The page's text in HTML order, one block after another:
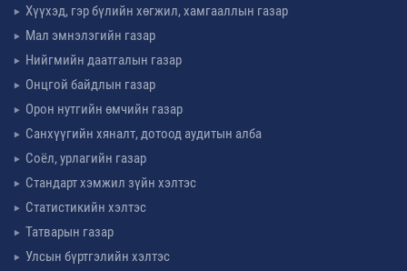
Хүүхэд, гэр бүлийн хөгжил, хамгааллын газар
Мал эмнэлэгийн газар
Нийгмийн даатгалын газар
Онцгой байдлын газар
Орон нутгийн өмчийн газар
Санхүүгийн хяналт, дотоод аудитын алба
Соёл, урлагийн газар
Стандарт хэмжил зүйн хэлтэс
Статистикийн хэлтэс
Татварын газар
Улсын бүртгэлийн хэлтэс